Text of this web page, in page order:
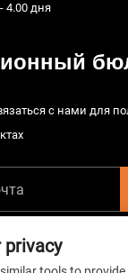
4.00 дня
с нами для
privacy